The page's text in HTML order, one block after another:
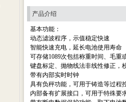
产品介绍
基本功能：
动态滤波程序，示值稳定快速
智能快速充电，延长电池使用寿命
可存储1089次包括称重时间、毛重
键盘标定、抛物线法非线性修正，
带有内部实时时钟
具有负秤功能，可用于铸造等过程
内部备有扩展接口，可用于特殊要